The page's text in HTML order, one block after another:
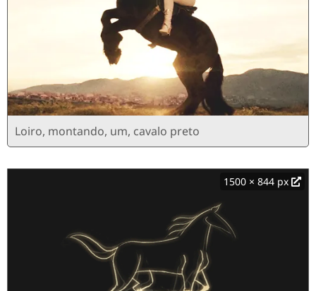
Loiro, montando, um, cavalo preto
1500 × 844 px